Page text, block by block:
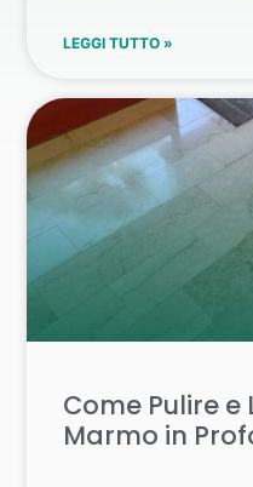
LEGGI TUTTO »
Come Pulire e
Marmo in